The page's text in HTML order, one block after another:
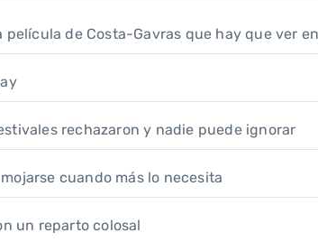
de Costa-Gavras que hay que ver
rechazaron y nadie puede ignorar
cuando más lo necesita
un reparto colosal